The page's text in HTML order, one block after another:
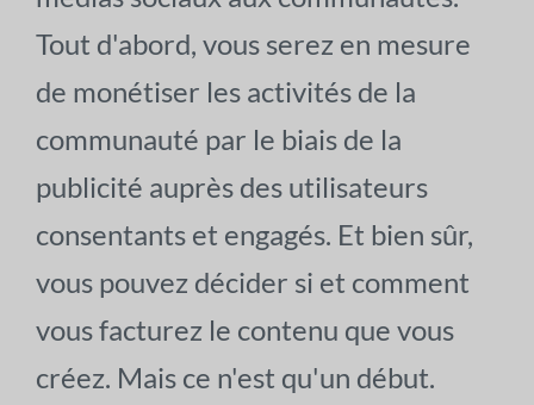
Tout d'abord, vous serez en mesure
de monétiser les activités de la
communauté par le biais de la
publicité auprès des utilisateurs
consentants et engagés. Et bien sûr,
vous pouvez décider si et comment
vous facturez le contenu que vous
créez. Mais ce n'est qu'un début.